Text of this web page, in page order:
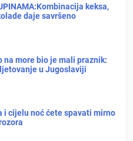
keksa,
daje savršeno
na more bio je mali praznik:
u Jugoslaviji
i cijelu noć ćete spavati mirno